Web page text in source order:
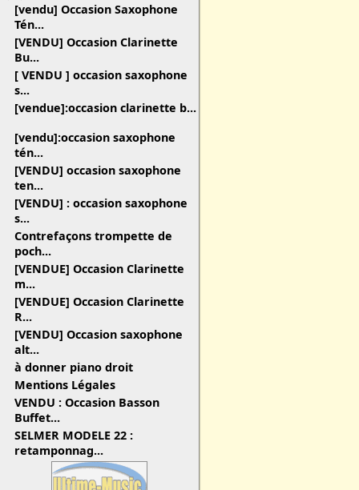
[vendu] Occasion Saxophone
Tén...
[VENDU] Occasion Clarinette
Bu...
[ VENDU ] occasion saxophone
s...
[vendue]:occasion clarinette b...
[vendu]:occasion saxophone
tén...
[VENDU] occasion saxophone
ten...
[VENDU] : occasion saxophone
s...
Contrefaçons trompette de
poch...
[VENDUE] Occasion Clarinette
m...
[VENDUE] Occasion Clarinette
R...
[VENDU] Occasion saxophone
alt...
à donner piano droit
Mentions Légales
VENDU : Occasion Basson
Buffet...
SELMER MODELE 22 :
retamponnag...